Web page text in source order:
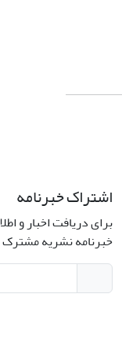
اشتراک خبرنامه
برای دریافت اخبار و
خبرنامه نشریه